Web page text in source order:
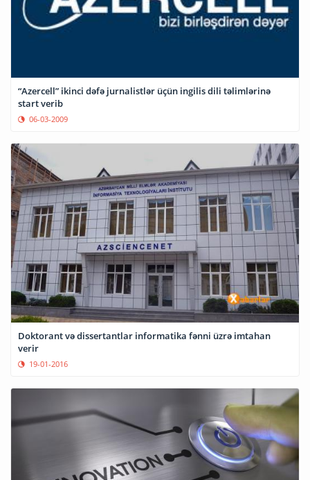
“Azercell” ikinci dəfə jurnalistlər üçün ingilis dili təlimlərinə
start verib
06-03-2009
Doktorant və dissertantlar informatika fənni üzrə imtahan
verir
19-01-2016